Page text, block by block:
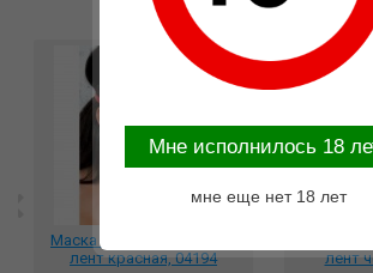
Возможные варианты
Маска с ушками из стреп
лент красная, 04194
Маска с
лент
Mне исполнилось 18
мне еще нет 18 лет